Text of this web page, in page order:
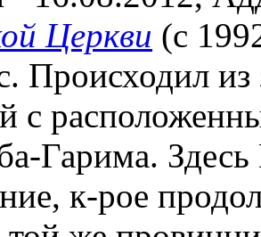
Церкви (с
Происходил из
с
Гарима.
к-рое